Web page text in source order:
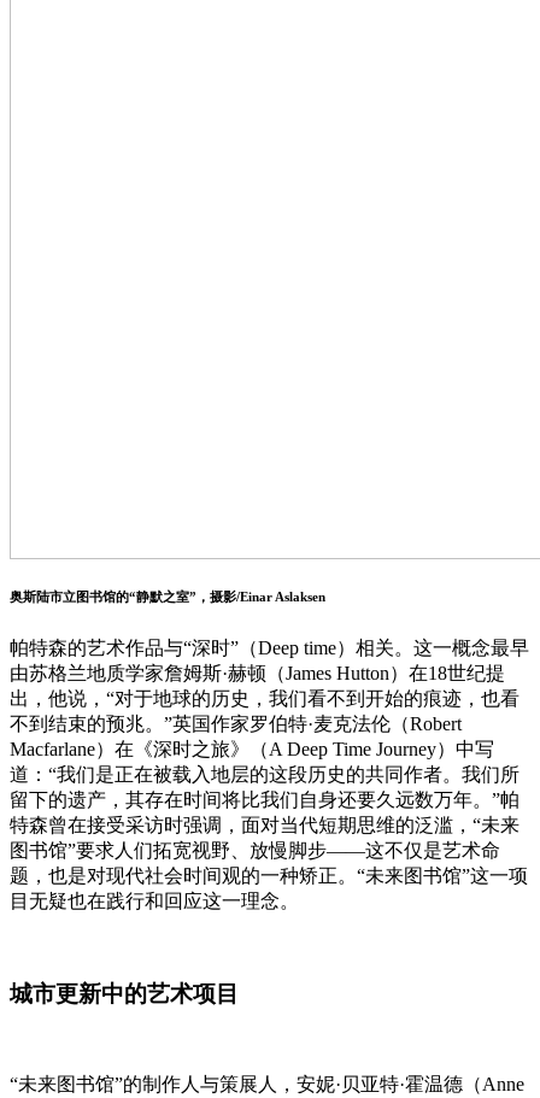
奥斯陆市立图书馆的“静默之室”，摄影/Einar Aslaksen
帕特森的艺术作品与“深时”（Deep time）相关。这一概念最早
由苏格兰地质学家詹姆斯·赫顿（James Hutton）在18世纪提
出，他说，“对于地球的历史，我们看不到开始的痕迹，也看
不到结束的预兆。”英国作家罗伯特·麦克法伦（Robert
Macfarlane）在《深时之旅》（A Deep Time Journey）中写
道：“我们是正在被载入地层的这段历史的共同作者。我们所
留下的遗产，其存在时间将比我们自身还要久远数万年。”帕
特森曾在接受采访时强调，面对当代短期思维的泛滥，“未来
图书馆”要求人们拓宽视野、放慢脚步——这不仅是艺术命
题，也是对现代社会时间观的一种矫正。“未来图书馆”这一项
目无疑也在践行和回应这一理念。
城市更新中的艺术项目
“未来图书馆”的制作人与策展人，安妮·贝亚特·霍温德（Anne